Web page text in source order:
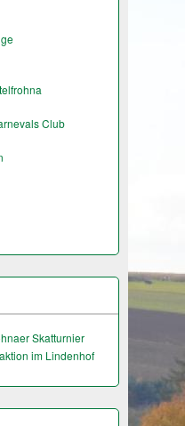
Club
Skatturnier
im Lindenhof